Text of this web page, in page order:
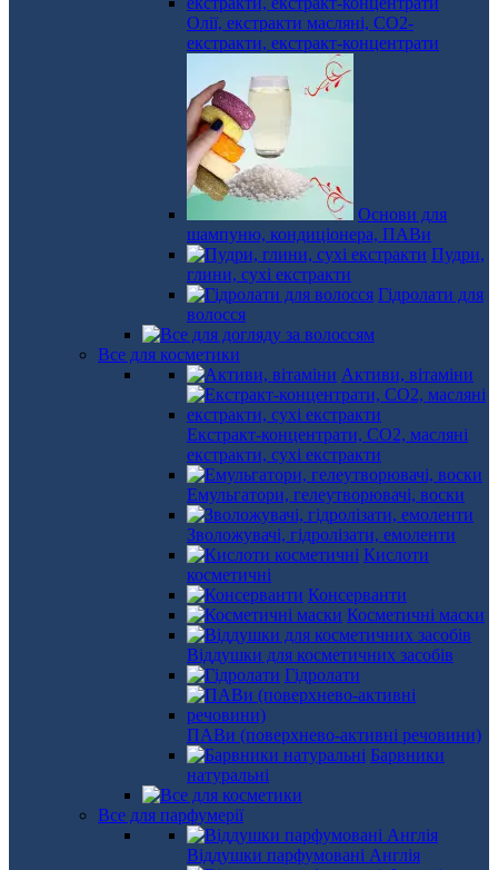
Олії, екстракти масляні, СО2-
екстракти, екстракт-концентрати
Основи для
шампуню, кондиціонера, ПАВи
Пудри,
глини, сухі екстракти
Гідролати для
волосся
Все для косметики
Активи, вітаміни
Екстракт-концентрати, СО2, масляні
екстракти, сухі екстракти
Емульгатори, гелеутворювачі, воски
Зволожувачі, гідролізати, емоленти
Кислоти
косметичні
Консерванти
Косметичні маски
Віддушки для косметичних засобів
Гідролати
ПАВи (поверхнево-активні речовини)
Барвники
натуральні
Все для парфумерії
Віддушки парфумовані Англія